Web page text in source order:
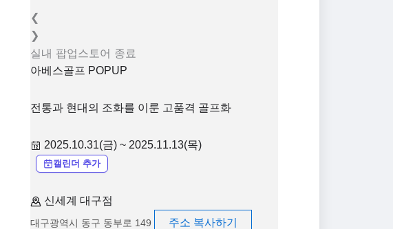
❮
❯
실내 팝업스토어 종료
아베스골프 POPUP
전통과 현대의 조화를 이룬 고품격 골프화
2025.10.31(금) ~ 2025.11.13(목)
캘린더 추가
신세계 대구점
대구광역시 동구 동부로 149 주소 복사하기